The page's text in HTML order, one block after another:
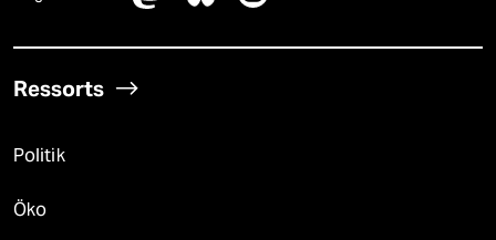
Ressorts
Politik
Öko